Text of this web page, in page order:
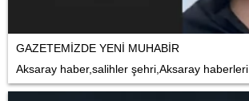
GAZETEMİZDE YENİ MUHABİR
Aksaray haber,salihler şehri,Aksaray haberleri